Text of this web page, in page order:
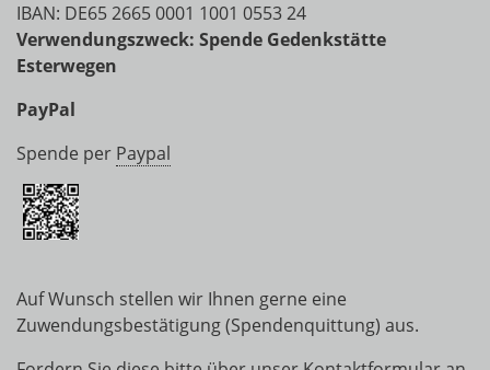
IBAN: DE65 2665 0001 1001 0553 24
Verwendungszweck: Spende Gedenkstätte
Esterwegen
PayPal
Spende per Paypal
Auf Wunsch stellen wir Ihnen gerne eine
Zuwendungsbestätigung (Spendenquittung) aus.